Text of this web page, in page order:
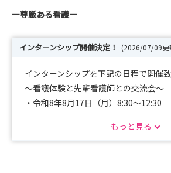
―尊厳ある看護―
インターンシップ開催決定！ (2026/07/09更
インターンシップを下記の日程で開催致
～看護体験と先輩看護師との交流会～
・令和8年8月17日（月）8:30～12:30
・令和8年8月31日（月）8:30～12:30
もっと見る